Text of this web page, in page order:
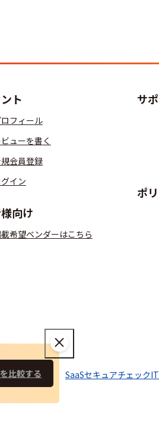
比較する
ト
フィール
ビューを書く
会員登録
イン
向け
希望ベンダーはこちら
サ
ポ
SaaSセキュアチェック